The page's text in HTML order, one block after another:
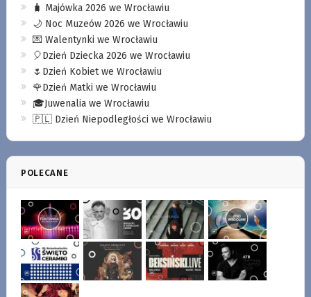
🧳 Majówka 2026 we Wrocławiu
🌙 Noc Muzeów 2026 we Wrocławiu
💌 Walentynki we Wrocławiu
🎈Dzień Dziecka 2026 we Wrocławiu
🌷Dzień Kobiet we Wrocławiu
🌹Dzień Matki we Wrocławiu
🎓Juwenalia we Wrocławiu
🇵🇱 Dzień Niepodległości we Wrocławiu
POLECANE